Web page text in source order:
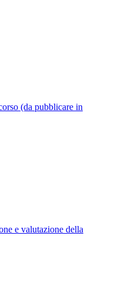
(da pubblicare in
e valutazione della